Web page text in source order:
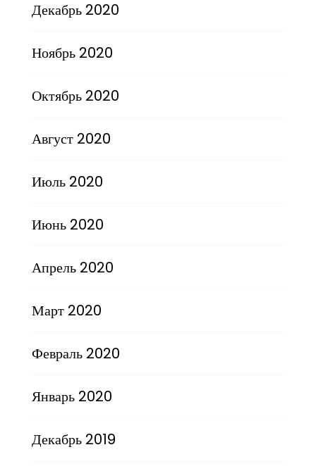
Декабрь 2020
Ноябрь 2020
Октябрь 2020
Август 2020
Июль 2020
Июнь 2020
Апрель 2020
Март 2020
Февраль 2020
Январь 2020
Декабрь 2019